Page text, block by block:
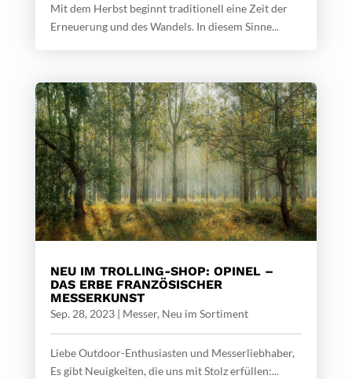
Mit dem Herbst beginnt traditionell eine Zeit der
Erneuerung und des Wandels. In diesem Sinne...
NEU IM TROLLING-SHOP: OPINEL –
DAS ERBE FRANZÖSISCHER
MESSERKUNST
Sep. 28, 2023| Messer, Neu im Sortiment
Liebe Outdoor-Enthusiasten und Messerliebhaber,
Es gibt Neuigkeiten, die uns mit Stolz erfüllen:...